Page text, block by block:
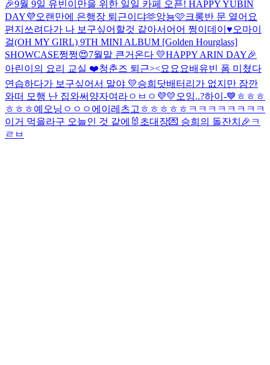
🎉9월 9일 유빈이만을 위한 일일 카페 오픈! HAPPY YUBIN
DAY💜오랜만에 은행장 퇴근이댜🫶앙뇽🩷크롱반 문 열어요
편지쓰려다가 나 보구싶어할것 같아서어어 쩡이데이♥오마이
걸(OH MY GIRL) 9TH MINI ALBUM [Golden Hourglass]
SHOWCASE쩡쩡😍7월말 큰거온다 💛HAPPY ARIN DAY🎉
아린이의 요리 교실 ❤️청춘즈 퇴근><요요요배유빈 폼 미쳤다
연습하다가 보구싶어서 말야 💛승희닷배터리가 없지만 잠깐
와떠 모행 난 집와써 양자여라ㅇㅂㅇ 💜💛 오잉..?하이-💙 ㅎㅎㅎ
ㅎㅎㅎ예오닝 ㅇㅇㅇ 에이 레츠고 ㅎㅎㅎㅎㅎ ㅋㅋㅋㅋㅋㅋㅋㅋ
이거 먹을라구 오늘인 것 같에🐰 초대장💌 승희의 돌잔치🎉 ㅋ
ㄹㅂ